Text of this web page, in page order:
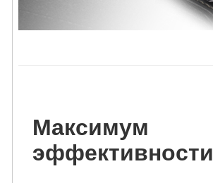
Максимум
эффективности